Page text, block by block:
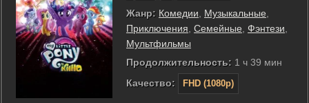
Жанр: Комедии Музыкальные
Приключения Семейные Фэнтези
Мультфильмы
Продолжительность: 1 ч 39 мин
Качество:
FHD (1080p)